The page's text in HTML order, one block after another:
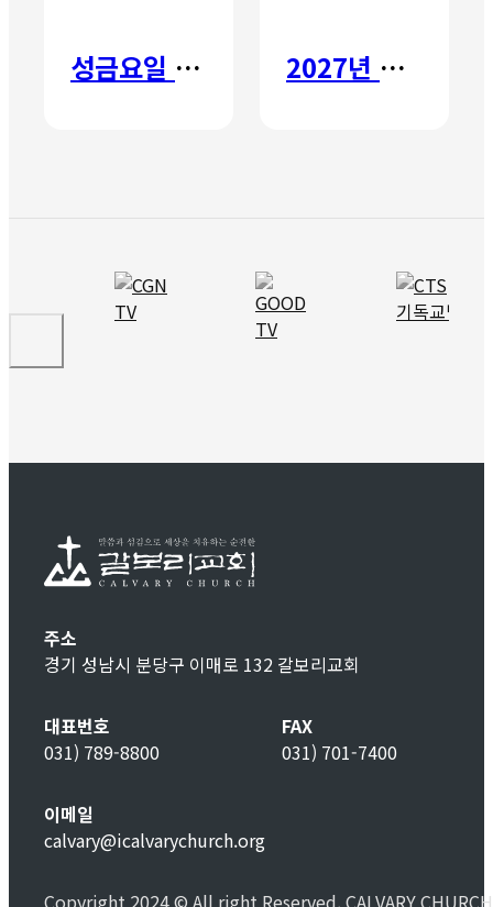
성금요일 칸타타 2027년 갈보리 어학원 유치부 신입생 모집
주소
경기 성남시 분당구 이매로 132 갈보리교회
대표번호
031) 789-8800
FAX
031) 701-7400
이메일
calvary@icalvarychurch.org
Copyright 2024 © All right Reserved. CALVARY CHURCH